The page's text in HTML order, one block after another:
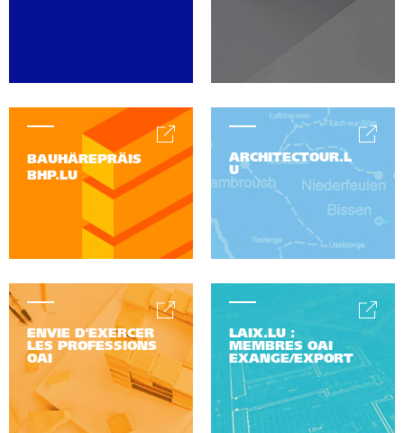
BAUHÄREPRÄIS
BHP.LU
ARCHITECTOUR.L
U
ENVIE D'EXERCER
LES PROFESSIONS
OAI
LAIX.LU :
MEMBRES OAI
EXANGE/EXPORT